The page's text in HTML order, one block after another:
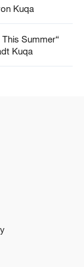
Kuqa
Summer“
Kuqa